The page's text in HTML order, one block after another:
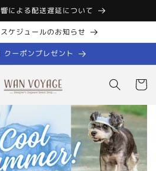
による配送遅延について
ケジュールのお知らせ
クーポンプレゼント
ー